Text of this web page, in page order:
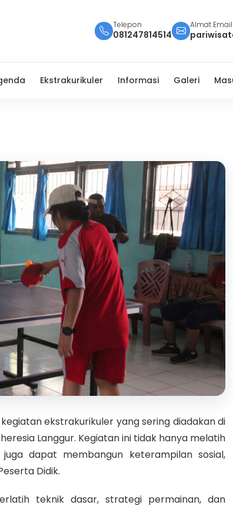
Telepon
081247814514
Almat Email
Ekstrakurikuler Informasi Galeri
ekstrakurikuler yang sering diadakan di
Langgur. Kegiatan ini tidak hanya melatih
dapat membangun keterampilan sosial,
Didik.
teknik dasar, strategi permainan, dan